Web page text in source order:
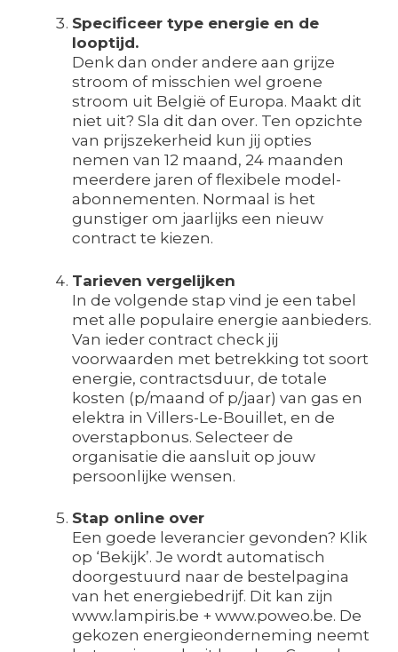
Specificeer type energie en de
looptijd.
Denk dan onder andere aan grijze
stroom of misschien wel groene
stroom uit België of Europa. Maakt dit
niet uit? Sla dit dan over. Ten opzichte
van prijszekerheid kun jij opties
nemen van 12 maand, 24 maanden
meerdere jaren of flexibele model-
abonnementen. Normaal is het
gunstiger om jaarlijks een nieuw
contract te kiezen.
Tarieven vergelijken
In de volgende stap vind je een tabel
met alle populaire energie aanbieders.
Van ieder contract check jij
voorwaarden met betrekking tot soort
energie, contractsduur, de totale
kosten (p/maand of p/jaar) van gas en
elektra in Villers-Le-Bouillet, en de
overstapbonus. Selecteer de
organisatie die aansluit op jouw
persoonlijke wensen.
Stap online over
Een goede leverancier gevonden? Klik
op ‘Bekijk’. Je wordt automatisch
doorgestuurd naar de bestelpagina
van het energiebedrijf. Dit kan zijn
www.lampiris.be + www.poweo.be. De
gekozen energieonderneming neemt